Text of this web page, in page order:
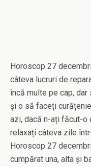
Horoscop 27
câteva lucruri de
încă multe pe cap,
și o să faceți
azi, dacă n-ați făcut-o
relaxați câteva zile
Horoscop 27
cumpărat una, alta și